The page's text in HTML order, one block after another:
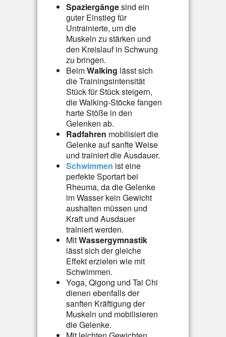
Spaziergängesind ein
guter Einstieg für
Untrainierte, um die
Muskeln zu stärken und
den Kreislauf in Schwung
zu bringen.
BeimWalking lässt sich
die Trainingsintensität
Stück für Stück steigern,
die Walking-Stöcke fangen
harte Stöße in den
Gelenken ab.
Radfahren mobilisiert die
Gelenke auf sanfte Weise
und trainiert die Ausdauer.
Schwimmen ist eine
perfekte Sportart bei
Rheuma, da die Gelenke
im Wasser kein Gewicht
aushalten müssen und
Kraft und Ausdauer
trainiert werden.
MitWassergymnastik
lässt sich der gleiche
Effekt erzielen wie mit
Schwimmen.
Yoga, Qigong und Tai Chi
dienen ebenfalls der
sanften Kräftigung der
Muskeln und mobilisieren
die Gelenke.